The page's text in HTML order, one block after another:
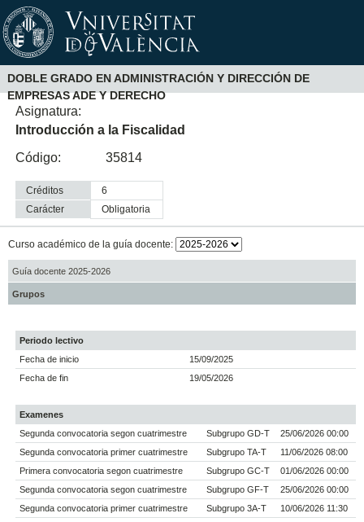
DOBLE GRADO EN ADMINISTRACIÓN Y DIRECCIÓN DE
EMPRESAS ADE Y DERECHO
Asignatura:
Introducción a la Fiscalidad
Código:
35814
Créditos
6
Carácter
obligatoria
Curso académico de la guía docente:
Guía docente 2025-2026
Grupos
Periodo lectivo
Fecha de inicio
15/09/2025
Fecha de fin
19/05/2026
Examenes
Segunda convocatoria segon cuatrimestre
Subgrupo GD-T
25/06/2026 00:00
Segunda convocatoria primer cuatrimestre
Subgrupo TA-T
11/06/2026 08:00
Primera convocatoria segon cuatrimestre
Subgrupo GC-T
01/06/2026 00:00
Segunda convocatoria segon cuatrimestre
Subgrupo GF-T
25/06/2026 00:00
Segunda convocatoria primer cuatrimestre
Subgrupo 3A-T
10/06/2026 11:30